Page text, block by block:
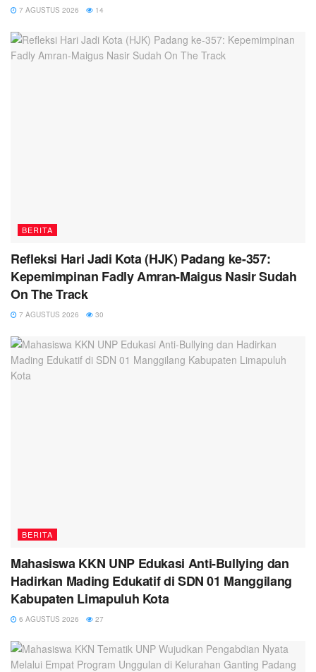
7 AGUSTUS 2026 14
BERITA
Refleksi Hari Jadi Kota (HJK) Padang ke-357:
Kepemimpinan Fadly Amran-Maigus Nasir Sudah
On The Track
7 AGUSTUS 2026 30
BERITA
Mahasiswa KKN UNP Edukasi Anti-Bullying dan
Hadirkan Mading Edukatif di SDN 01 Manggilang
Kabupaten Limapuluh Kota
6 AGUSTUS 2026 27